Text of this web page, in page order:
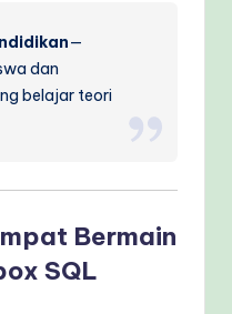
—
dan
belajar teori
Bermain
SQL